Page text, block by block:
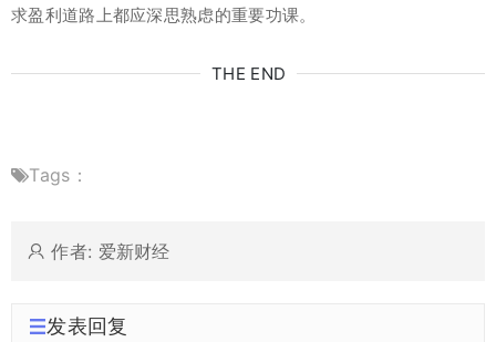
求盈利道路上都应深思熟虑的重要功课。
THE END
Tags：
作者: 爱新财经
发表回复